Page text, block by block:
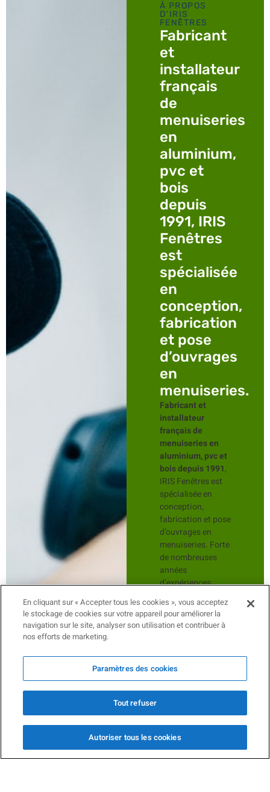
À PROPOS
D'IRIS
FENÊTRES
Fabricant
et
installateur
français
de
menuiseries
en
aluminium,
pvc et
bois
depuis
1991, IRIS
Fenêtres
est
spécialisée
en
conception,
fabrication
et pose
d’ouvrages
en
menuiseries.
Fabricant et
installateur
français de
menuiseries en
aluminium, pvc et
bois depuis 1991,
IRIS Fenêtres est
spécialisée en
conception,
fabrication et pose
d’ouvrages en
menuiseries. Forte
de nombreuses
années
d’expériences,
l’activité principale
de l’entreprise se
concentre autour
neuf ou rénovation
de :
Fenêtres
fixe, ouvrant
à la
oscillo-
En cliquant sur « Accepter tous les cookies », vous acceptez
le stockage de cookies sur votre appareil pour améliorer la
navigation sur le site, analyser son utilisation et contribuer à
nos efforts de marketing.
Paramètres des cookies
Tout refuser
Autoriser tous les cookies